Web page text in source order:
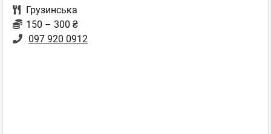
Грузинська
150 – 300 ₴
097 920 0912